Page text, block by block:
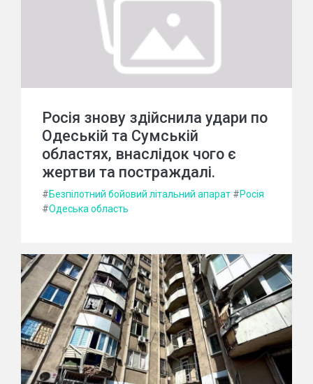
Росія знову здійснила удари по
Одеській та Сумській
областях, внаслідок чого є
жертви та постраждалі.
#Безпілотний бойовий літальний апарат #Росія
#Одеська область